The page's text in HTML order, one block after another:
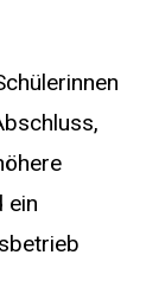
ein